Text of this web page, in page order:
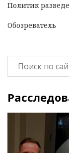
Политик
Обозреватель